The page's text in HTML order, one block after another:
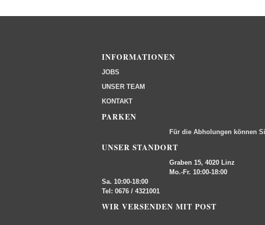
INFORMATIONEN
JOBS
UNSER TEAM
KONTAKT
PARKEN
Für die Abholungen können
UNSER STANDORT
Graben 15, 4020 Linz
Mo.-Fr. 10:00-18:00
Sa. 10:00-18:00
Tel: 0676 / 4321001
WIR VERSENDEN MIT POST